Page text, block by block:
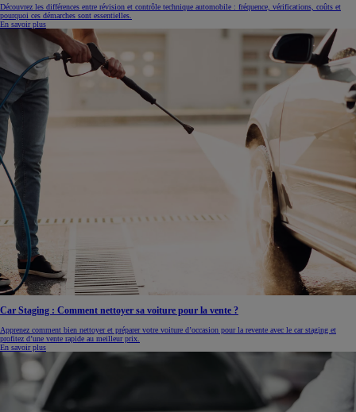
Découvrez les différences entre révision et contrôle technique automobile : fréquence, vérifications, coûts et
pourquoi ces démarches sont essentielles.
En savoir plus
Car Staging : Comment nettoyer sa voiture pour la vente ?
Apprenez comment bien nettoyer et préparer votre voiture d’occasion pour la revente avec le car staging et
profitez d’une vente rapide au meilleur prix.
En savoir plus